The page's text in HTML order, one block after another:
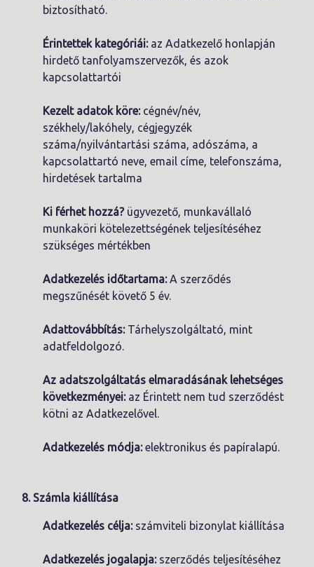
biztosítható.
Érintettek kategóriái: az Adatkezelő honlapján
hirdető tanfolyamszervezők, és azok
kapcsolattartói
Kezelt adatok köre:cégnév/név,
székhely/lakóhely, cégjegyzék
száma/nyilvántartási száma, adószáma, a
kapcsolattartó neve, email címe, telefonszáma,
hirdetések tartalma
Ki férhet hozzá? ügyvezető, munkavállaló
munkaköri kötelezettségének teljesítéséhez
szükséges mértékben
Adatkezelés időtartama:A szerződés
megszűnését követő 5 év.
Adattovábbítás: Tárhelyszolgáltató, mint
adatfeldolgozó.
Az adatszolgáltatás elmaradásának lehetséges
következményei: az Érintett nem tud szerződést
kötni az Adatkezelővel.
Adatkezelés módja:elektronikus és papíralapú.
8. Számla kiállítása
Adatkezelés célja: számviteli bizonylat kiállítása
Adatkezelés jogalapja: szerződés teljesítéséhez